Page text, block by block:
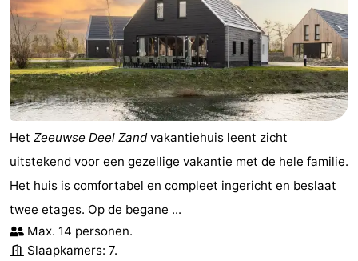
Het Zeeuwse Deel Zandvakantiehuis leent zicht
uitstekend voor een gezellige vakantie met de hele familie.
Het huis is comfortabel en compleet ingericht en beslaat
twee etages. Op de begane ...
Max. 14 personen.
Slaapkamers: 7.